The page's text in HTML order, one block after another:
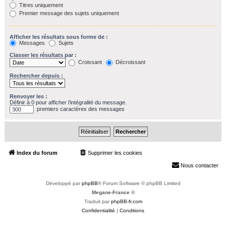
Titres uniquement
Premier message des sujets uniquement
Afficher les résultats sous forme de :
Messages
Sujets
Classer les résultats par :
Croissant
Décroissant
Rechercher depuis :
Renvoyer les :
Définir à 0 pour afficher l’intégralité du message.
premiers caractères des messages
Index du forum Supprimer les cookies
Nous contacter
Développé parphpBB® Forum Software © phpBB Limited
Megane-France ©
Traduit parphpBB-fr.com
Confidentialité
Conditions